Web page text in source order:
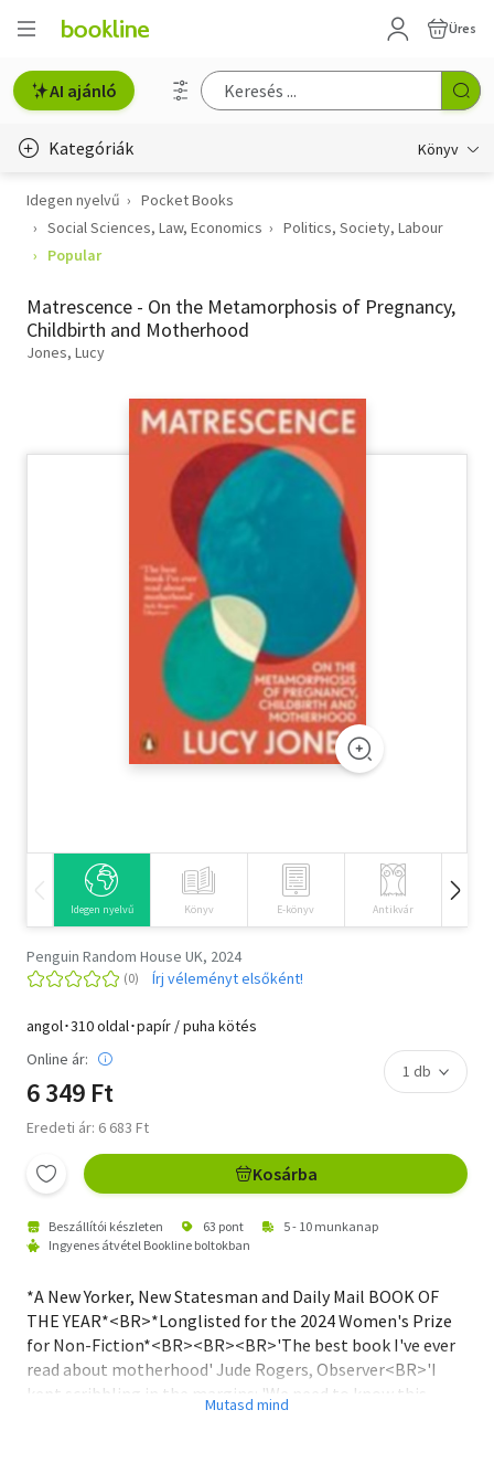
Üres
AI ajánló
Kategóriák Könyv
Életmód, egészség
Erotika
Gyermek- és ifjúsági
Hobbi, szabadidő
Tankönyv, segédkönyv
Társadalomtudomány
Természettudomány
Idegen nyelvű
Pocket Books
Social Sciences, Law, Economics
Politics, Society, Labour
Popular
Matrescence - On the Metamorphosis of Pregnancy,
Childbirth and Motherhood
Jones, Lucy
Idegen nyelvű Könyv E-könyv Antikvár
Penguin Random House UK, 2024
Írj véleményt elsőként!
angol･310 oldal･papír / puha kötés
Online ár:
6 349 Ft
Eredeti ár: 6 683 Ft
Kosárba
Beszállítói készleten 63 pont
5 - 10 munkanap
Ingyenes átvétel Bookline boltokban
*A New Yorker, New Statesman and Daily Mail BOOK OF
THE YEAR*<BR>*Longlisted for the 2024 Women's Prize
for Non-Fiction*<BR><BR><BR>'The best book I've ever
read about motherhood' Jude Rogers, Observer<BR>'I
kept scribbling in the margins: 'We need to know this
stuff!'' Joanna Pocock, Spectator<BR><BR>A radical new